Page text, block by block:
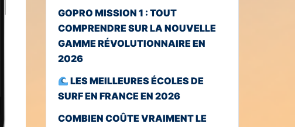
GOPRO MISSION 1 : TOUT
COMPRENDRE SUR LA NOUVELLE
GAMME RÉVOLUTIONNAIRE EN
2026
LES MEILLEURES ÉCOLES DE
SURF EN FRANCE EN 2026
COMBIEN COÛTE VRAIMENT LE